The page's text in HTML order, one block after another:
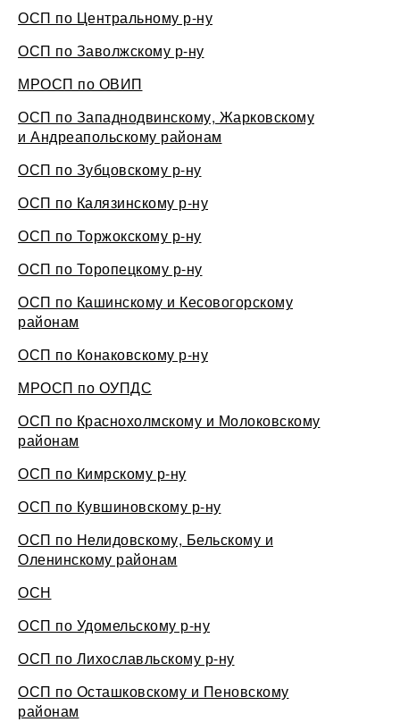
ОСП по Центральному р-ну
ОСП по Заволжскому р-ну
МРОСП по ОВИП
ОСП по Западнодвинскому, Жарковскому
и Андреапольскому районам
ОСП по Зубцовскому р-ну
ОСП по Калязинскому р-ну
ОСП по Торжокскому р-ну
ОСП по Торопецкому р-ну
ОСП по Кашинскому и Кесовогорскому
районам
ОСП по Конаковскому р-ну
МРОСП по ОУПДС
ОСП по Краснохолмскому и Молоковскому
районам
ОСП по Кимрскому р-ну
ОСП по Кувшиновскому р-ну
ОСП по Нелидовскому, Бельскому и
Оленинскому районам
ОСН
ОСП по Удомельскому р-ну
ОСП по Лихославльскому р-ну
ОСП по Осташковскому и Пеновскому
районам